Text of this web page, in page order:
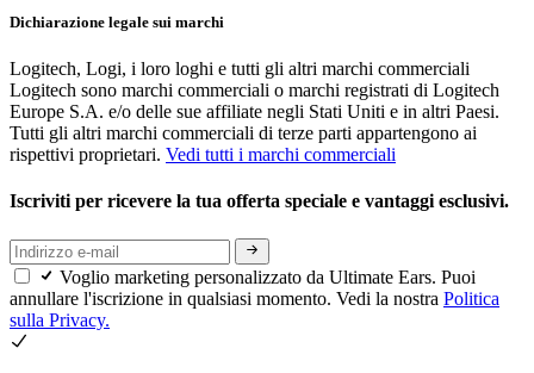
Dichiarazione legale sui marchi
Logitech, Logi, i loro loghi e tutti gli altri marchi commerciali
Logitech sono marchi commerciali o marchi registrati di Logitech
Europe S.A. e/o delle sue affiliate negli Stati Uniti e in altri Paesi.
Tutti gli altri marchi commerciali di terze parti appartengono ai
rispettivi proprietari. Vedi tutti i marchi commerciali
Iscriviti per ricevere la tua offerta speciale e vantaggi esclusivi.
Voglio marketing personalizzato da Ultimate Ears. Puoi
annullare l'iscrizione in qualsiasi momento. Vedi la nostra Politica
sulla Privacy.